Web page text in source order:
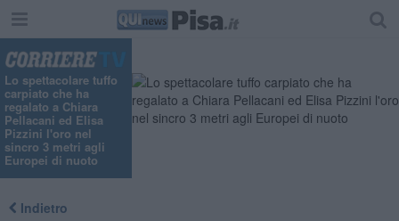
Lo spettacolare tuffo
carpiato che ha
regalato a Chiara
Pellacani ed Elisa
Pizzini l'oro nel
sincro 3 metri agli
Europei di nuoto
Indietro